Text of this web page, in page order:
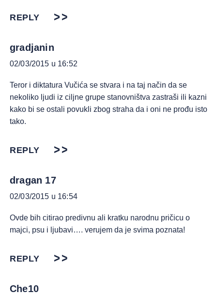
REPLY
gradjanin
02/03/2015 u 16:52
Teror i diktatura Vučića se stvara i na taj način da se
nekoliko ljudi iz ciljne grupe stanovništva zastraši ili kazni
kako bi se ostali povukli zbog straha da i oni ne prođu isto
tako.
REPLY
dragan 17
02/03/2015 u 16:54
Ovde bih citirao predivnu ali kratku narodnu pričicu o
majci, psu i ljubavi…. verujem da je svima poznata!
REPLY
Che10